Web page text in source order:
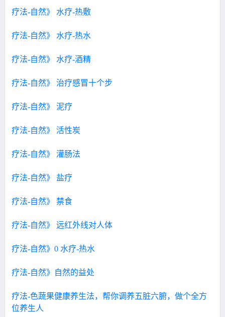
疗法-自然》 水疗-热敷
疗法-自然》 水疗-热水
疗法-自然》 水疗-酒精
疗法-自然》 治疗感冒十个步
疗法-自然》 泥疗
疗法-自然》 活性炭
疗法-自然》 灌肠法
疗法-自然》 盐疗
疗法-自然》 禁食
疗法-自然》 远红外线对人体
疗法-自然》0 水疗-热水
疗法-自然》自然的益处
疗法-色蔬果健康养生法，帮你调养五脏六腑，做个全方
位养生人